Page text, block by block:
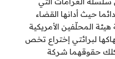
تتكبّدها شركة SAMSUNG دائما حيث أدانها القضاء
المحلّفين الأمريكية
لبرائتي إختراع تخص
حقوقهما شركة